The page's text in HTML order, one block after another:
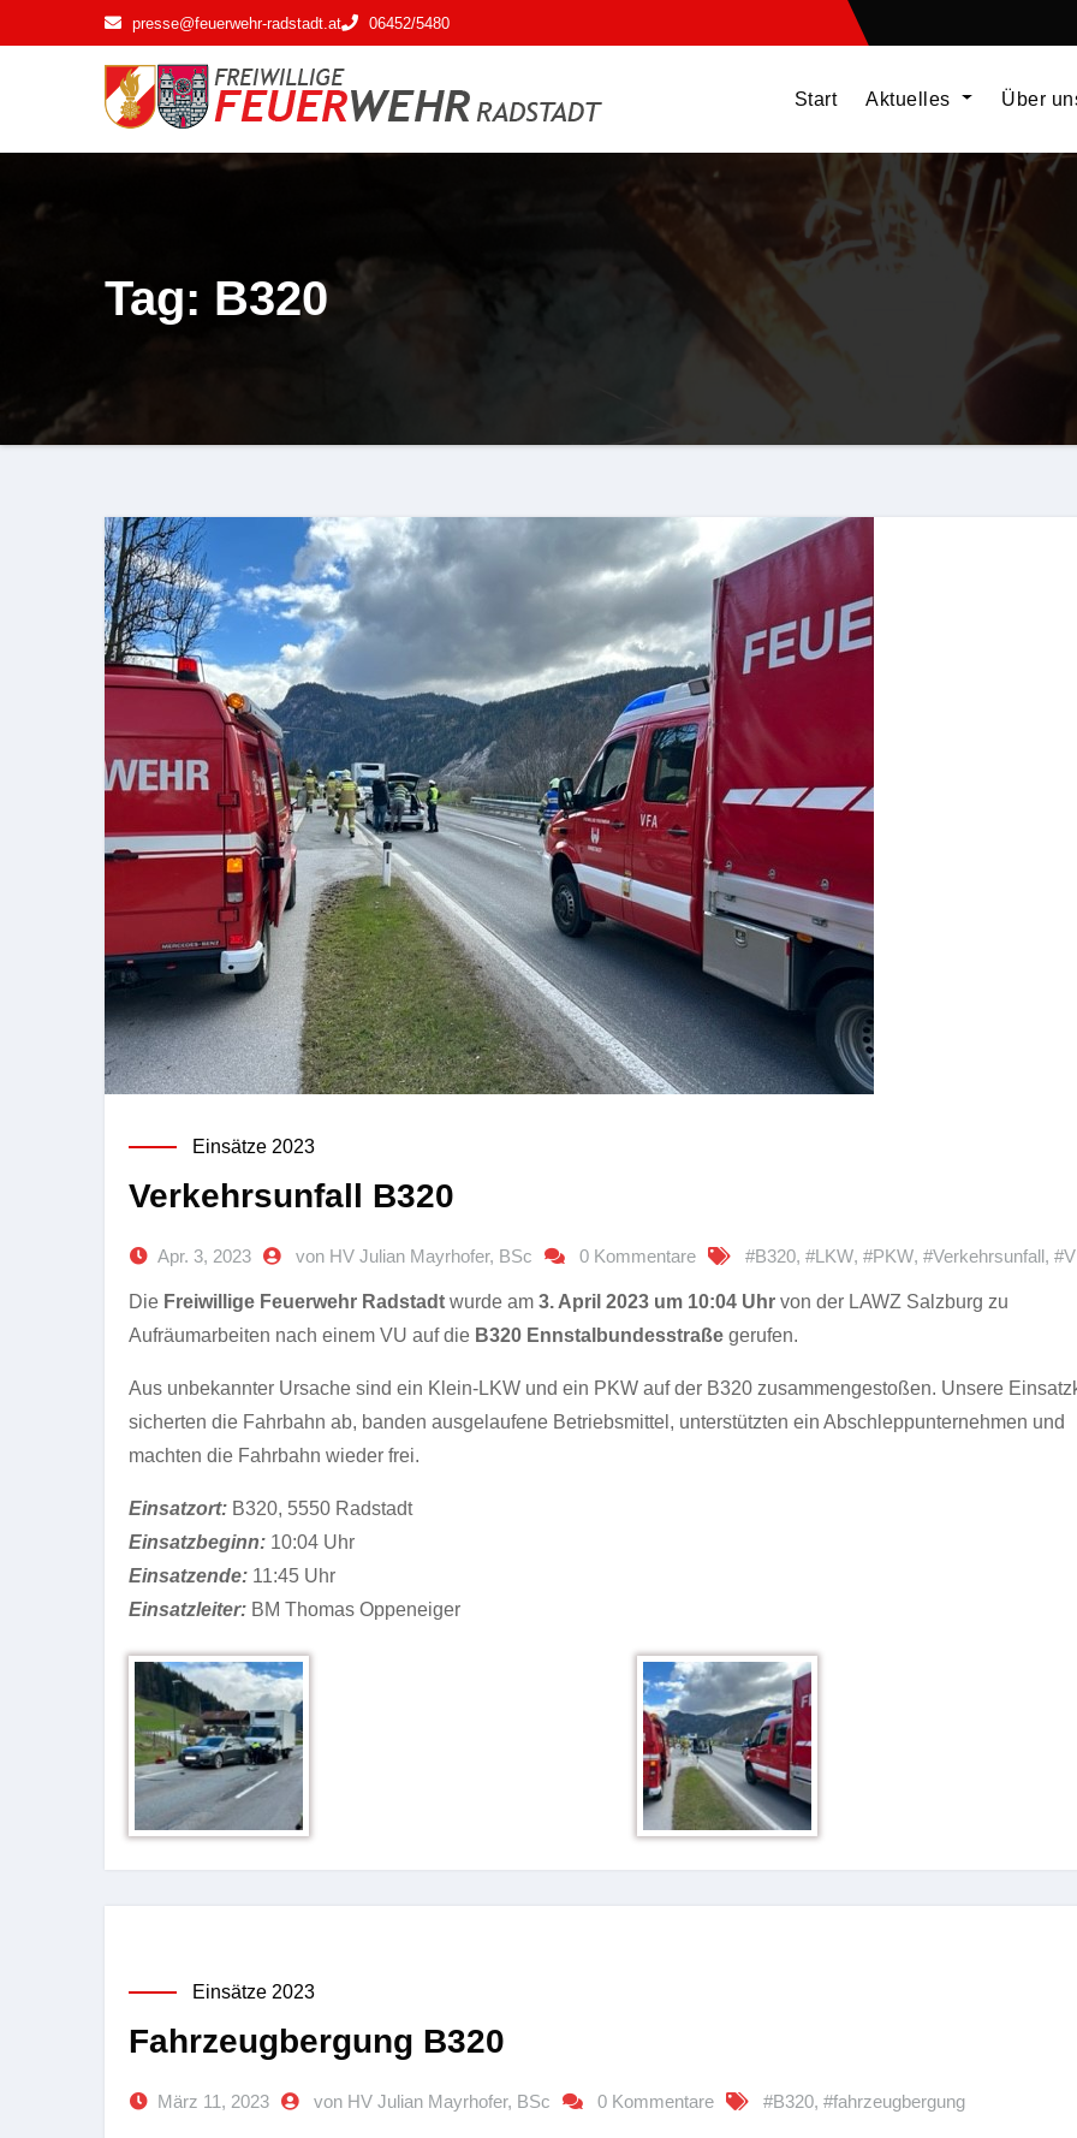
Inhalt
presse@feuerwehr-radstadt.at 06452/5480
Start Aktuelles Über
Tag: B320
Einsätze 2023
Verkehrsunfall B320
Apr. 3, 2023 von HV Julian Mayrhofer, BSc 0 Kommentare #B320, #LKW, #PKW, #Verkehrsunfall,
Die Freiwillige Feuerwehr Radstadt wurde am 3. April 2023 um 10:04 Uhr von der LAWZ Salzburg zu
Aufräumarbeiten nach einem VU auf die B320 Ennstalbundesstraße gerufen.
Aus unbekannter Ursache sind ein Klein-LKW und ein PKW auf der B320 zusammengestoßen. Unsere
sicherten die Fahrbahn ab, banden ausgelaufene Betriebsmittel, unterstützten ein Abschleppunternehmen und
machten die Fahrbahn wieder frei.
Einsatzort: B320, 5550 Radstadt
Einsatzbeginn: 10:04 Uhr
Einsatzende: 11:45 Uhr
Einsatzleiter: BM Thomas Oppeneiger
Einsätze 2023
Fahrzeugbergung B320
März 11, 2023 von HV Julian Mayrhofer, BSc 0 Kommentare #B320, #fahrzeugbergung